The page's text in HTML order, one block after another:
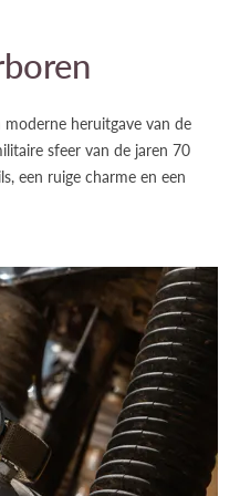
heruitgave van de
sfeer van de jaren 70
een ruige charme en een